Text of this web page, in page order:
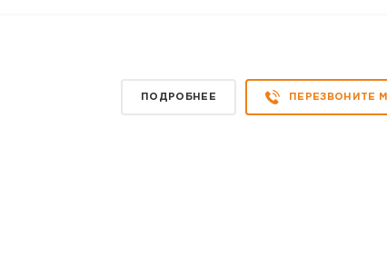
ПОДРОБНЕЕ ПЕРЕЗВОНИТЕ